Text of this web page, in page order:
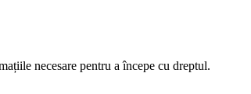
necesare pentru a începe cu dreptul.